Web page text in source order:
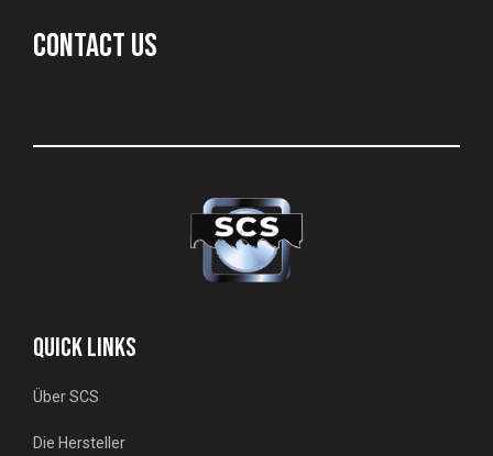
CONTACT US
QUICK LINKS
Über SCS
Die Hersteller